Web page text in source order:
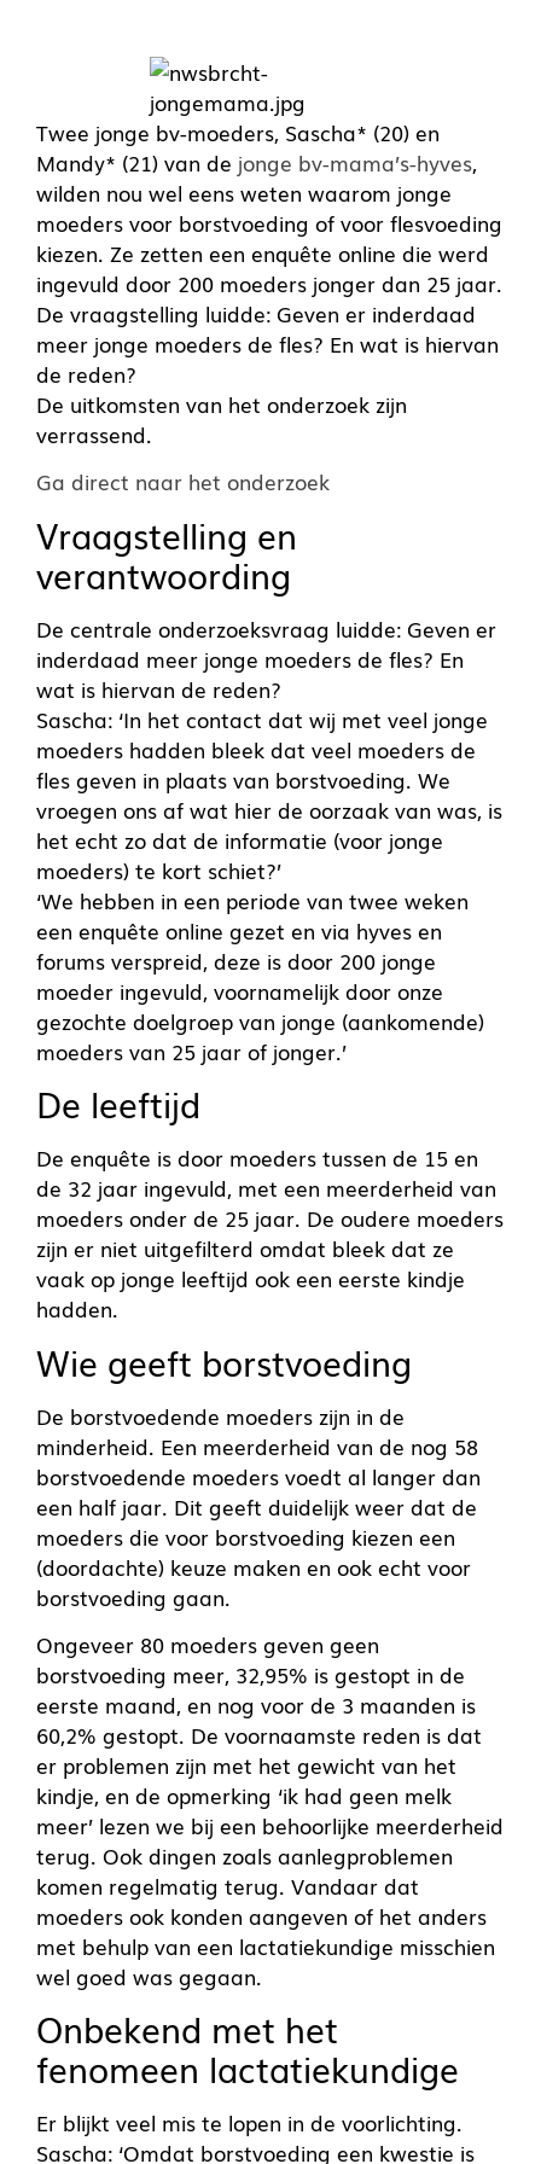
Twee jonge bv-moeders, Sascha* (20) en
Mandy* (21) van de jonge bv-mama’s-hyves,
wilden nou wel eens weten waarom jonge
moeders voor borstvoeding of voor flesvoeding
kiezen. Ze zetten een enquête online die werd
ingevuld door 200 moeders jonger dan 25 jaar.
De vraagstelling luidde: Geven er inderdaad
meer jonge moeders de fles? En wat is hiervan
de reden?
De uitkomsten van het onderzoek zijn
verrassend.
Ga direct naar het onderzoek
Vraagstelling en
verantwoording
De centrale onderzoeksvraag luidde: Geven er
inderdaad meer jonge moeders de fles? En
wat is hiervan de reden?
Sascha: ‘In het contact dat wij met veel jonge
moeders hadden bleek dat veel moeders de
fles geven in plaats van borstvoeding. We
vroegen ons af wat hier de oorzaak van was, is
het echt zo dat de informatie (voor jonge
moeders) te kort schiet?’
‘We hebben in een periode van twee weken
een enquête online gezet en via hyves en
forums verspreid, deze is door 200 jonge
moeder ingevuld, voornamelijk door onze
gezochte doelgroep van jonge (aankomende)
moeders van 25 jaar of jonger.’
De leeftijd
De enquête is door moeders tussen de 15 en
de 32 jaar ingevuld, met een meerderheid van
moeders onder de 25 jaar. De oudere moeders
zijn er niet uitgefilterd omdat bleek dat ze
vaak op jonge leeftijd ook een eerste kindje
hadden.
Wie geeft borstvoeding
De borstvoedende moeders zijn in de
minderheid. Een meerderheid van de nog 58
borstvoedende moeders voedt al langer dan
een half jaar. Dit geeft duidelijk weer dat de
moeders die voor borstvoeding kiezen een
(doordachte) keuze maken en ook echt voor
borstvoeding gaan.
Ongeveer 80 moeders geven geen
borstvoeding meer, 32,95% is gestopt in de
eerste maand, en nog voor de 3 maanden is
60,2% gestopt. De voornaamste reden is dat
er problemen zijn met het gewicht van het
kindje, en de opmerking ‘ik had geen melk
meer’ lezen we bij een behoorlijke meerderheid
terug. Ook dingen zoals aanlegproblemen
komen regelmatig terug. Vandaar dat
moeders ook konden aangeven of het anders
met behulp van een lactatiekundige misschien
wel goed was gegaan.
Onbekend met het
fenomeen lactatiekundige
Er blijkt veel mis te lopen in de voorlichting.
Sascha: ‘Omdat borstvoeding een kwestie is